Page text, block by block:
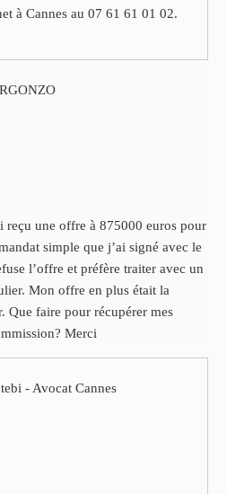
à Cannes au 07 61 61 01 02.
reçu une offre à 875000 euros pour
simple que j’ai signé avec le
l’offre et préfère traiter avec un
Mon offre en plus était la
Que faire pour récupérer mes
Merci
- Avocat Cannes